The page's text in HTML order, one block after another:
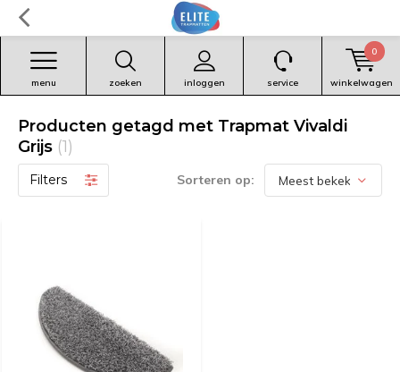
zoeken inloggen
menu service winkelwagen
0
Producten getagd met Trapmat Vivaldi
Grijs (1)
Filters Sorteren op: